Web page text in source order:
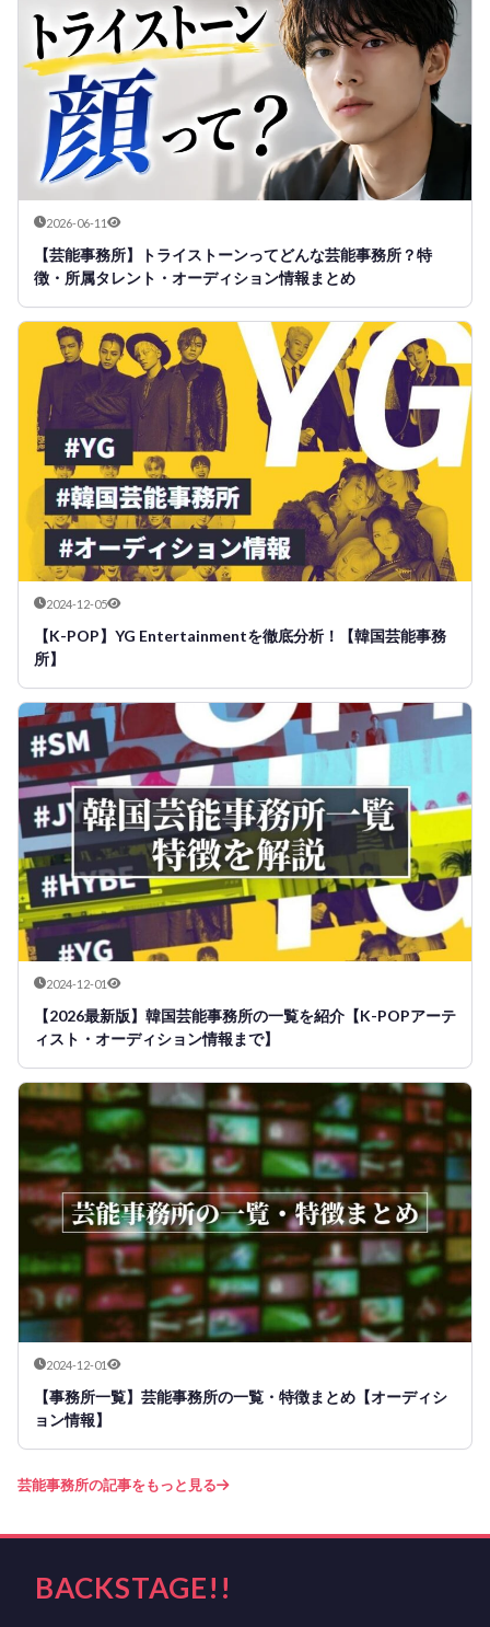
2026-06-11
【芸能事務所】トライストーンってどんな芸能事務所？特
徴・所属タレント・オーディション情報まとめ
2024-12-05
【K-POP】YG Entertainmentを徹底分析！【韓国芸能事務
所】
2024-12-01
【2026最新版】韓国芸能事務所の一覧を紹介【K-POPアーテ
ィスト・オーディション情報まで】
2024-12-01
【事務所一覧】芸能事務所の一覧・特徴まとめ【オーディシ
ョン情報】
芸能事務所の記事をもっと見る
BACKSTAGE!!